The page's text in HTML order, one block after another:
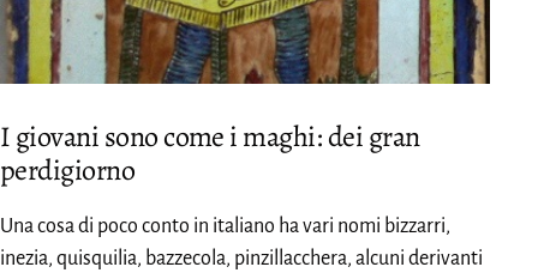
I giovani sono come i maghi: dei gran
perdigiorno
Una cosa di poco conto in italiano ha vari nomi bizzarri,
inezia, quisquilia, bazzecola, pinzillacchera, alcuni derivanti